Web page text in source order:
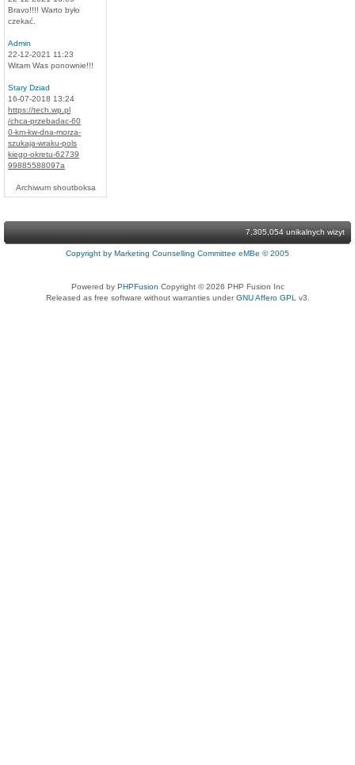
Bravo!!!! Warto było
czekać.
Admin
22-12-2021 11:23
Witam Was ponownie!!!
Stary Dziad
16-07-2018 13:24
https://tech.wp.pl
/chca-przebadac-60
0-km-kw-dna-morza-
szukaja-wraku-pols
kiego-okretu-62739
99885588097a
Archiwum shoutboksa
7,305,054 unikalnych wizyt
Copyright by Marketing Counselling Committee eMBe © 2005
Powered by PHPFusion Copyright © 2026 PHP Fusion Inc
Released as free software without warranties underGNU Affero GPL v3.